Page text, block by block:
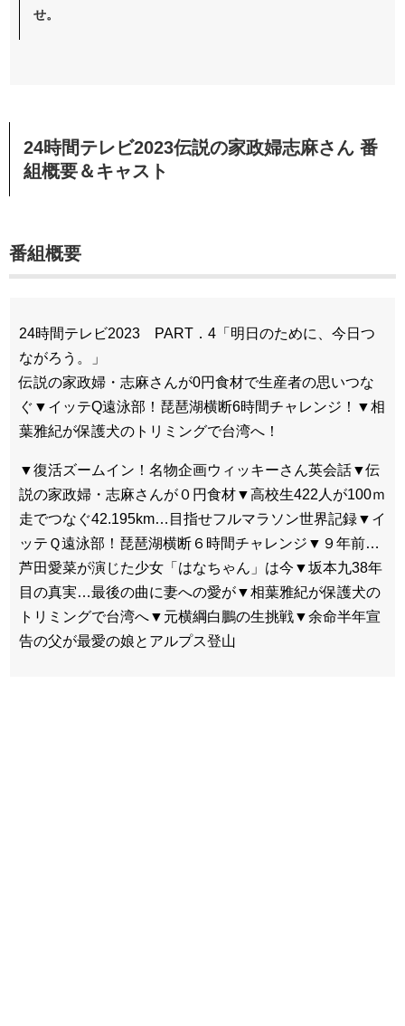
せ。
24時間テレビ2023伝説の家政婦志麻さん 番
組概要＆キャスト
番組概要
24時間テレビ2023 PART．4「明日のために、今日つ
ながろう。」
伝説の家政婦・志麻さんが0円食材で生産者の思いつな
ぐ▼イッテQ遠泳部！琵琶湖横断6時間チャレンジ！▼相
葉雅紀が保護犬のトリミングで台湾へ！
▼復活ズームイン！名物企画ウィッキーさん英会話▼伝
説の家政婦・志麻さんが０円食材▼高校生422人が100ｍ
走でつなぐ42.195km…目指せフルマラソン世界記録▼イ
ッテＱ遠泳部！琵琶湖横断６時間チャレンジ▼９年前…
芦田愛菜が演じた少女「はなちゃん」は今▼坂本九38年
目の真実…最後の曲に妻への愛が▼相葉雅紀が保護犬の
トリミングで台湾へ▼元横綱白鵬の生挑戦▼余命半年宣
告の父が最愛の娘とアルプス登山